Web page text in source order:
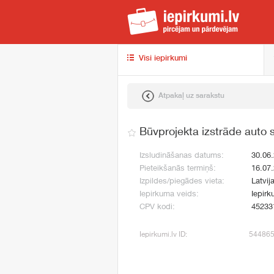
Visi iepirkumi
Atpakaļ uz sarakstu
Būvprojekta izstrāde auto
Izsludināšanas datums:
Pieteikšanās termiņš:
Izpildes/piegādes vieta:
Iepirkuma veids:
CPV kodi:
Iepirkumi.lv ID: